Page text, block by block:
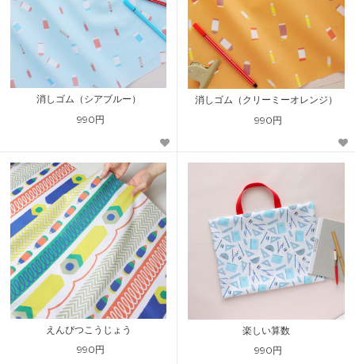
消しゴム（シアブルー）
990円
消しゴム（クリーミーオレンジ）
990円
えんぴつこうじょう
990円
楽しい算数
990円